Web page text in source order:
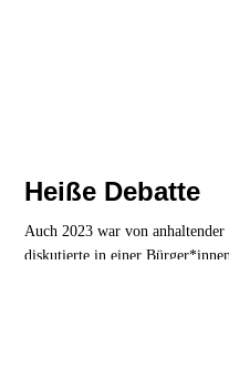
Heiße Debatte
Auch 2023 war von
diskutierte in einer